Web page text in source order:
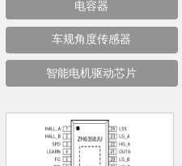
电容器
车规角度传感器
智能电机驱动芯片